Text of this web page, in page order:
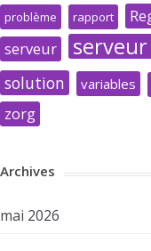
problème rapport
serveur
solution variables
zorg
Archives
mai 2026